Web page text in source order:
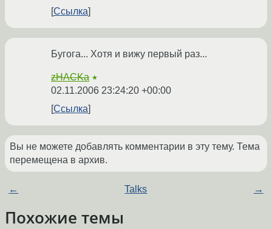
Ссылка
Бугога... Хотя и вижу первый раз...
zHACKa ★
02.11.2006 23:24:20 +00:00
Ссылка
Вы не можете добавлять комментарии в эту тему. Тема
перемещена в архив.
← Talks →
Похожие темы